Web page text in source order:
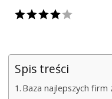
Spis treści
Baza najlepszych firm